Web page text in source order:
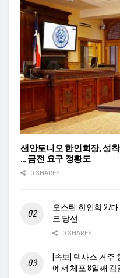
샌안토니오 한인회장, 성
… 금전 요구 정황도
0 SHARES
오스틴 한인회 27
표 당선
0 SHARES
[속보] 텍사스 거주
에서 체포 8일째 감